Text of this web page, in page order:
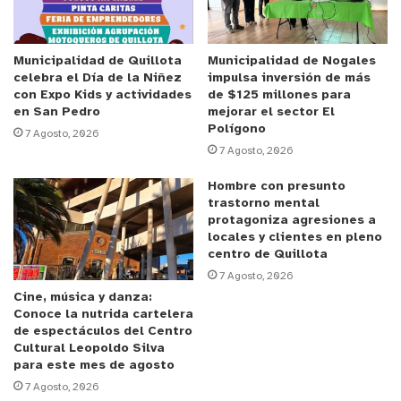
cerrados y hasta 10 personas en lugares abiertos
durante los tres días señalados.
Asimismo, el ministro Belolio ratificó que se
mantendrán además las restricciones de
prohibición de la movilidad interregional, así como
también de fondas, eventos masivos y los
cordones sanitarios anunciados hace algunos días.
y tú, ¿qué opinas?
Municipalidad de Quillota
celebra el Día de la Niñez
con Expo Kids y actividades
en San Pedro
7 Agosto, 2026
Municipalidad de Nogales
impulsa inversión de más
de $125 millones para
mejorar el sector El
Polígono
7 Agosto, 2026
Cine, música y danza:
Conoce la nutrida cartelera
de espectáculos del Centro
Cultural Leopoldo Silva
para este mes de agosto
7 Agosto, 2026
Hombre con presunto
trastorno mental
protagoniza agresiones a
locales y clientes en pleno
centro de Quillota
7 Agosto, 2026